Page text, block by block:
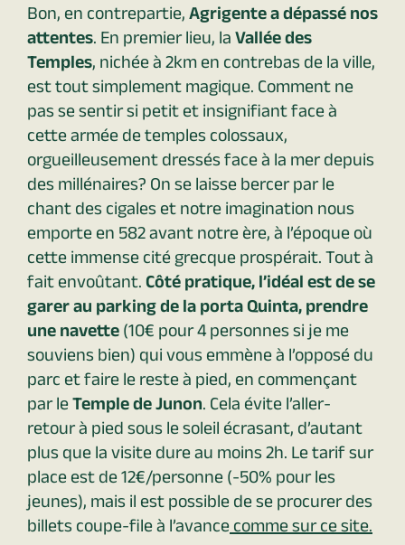
Bon, en contrepartie,Agrigente a dépassé nos
attentes. En premier lieu, laVallée des
Temples, nichée à 2km en contrebas de la ville,
est tout simplement magique. Comment ne
pas se sentir si petit et insignifiant face à
cette armée de temples colossaux,
orgueilleusement dressés face à la mer depuis
des millénaires? On se laisse bercer par le
chant des cigales et notre imagination nous
emporte en 582 avant notre ère, à l’époque où
cette immense cité grecque prospérait. Tout à
fait envoûtant.Côté pratique, l’idéal est de se
garer au parking de la porta Quinta, prendre
une navette(10€ pour 4 personnes si je me
souviens bien) qui vous emmène à l’opposé du
parc et faire le reste à pied, en commençant
par leTemple de Junon. Cela évite l’aller-
retour à pied sous le soleil écrasant, d’autant
plus que la visite dure au moins 2h. Le tarif sur
place est de 12€/personne (-50% pour les
jeunes), mais il est possible de se procurer des
billets coupe-file à l’avancecomme sur ce site.